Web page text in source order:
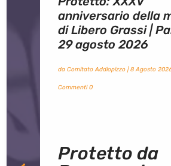
anniversario della
di Libero Grassi |
29 agosto 2026
da Comitato Addiopizzo|8 Agosto
Commenti 0
Protetto da